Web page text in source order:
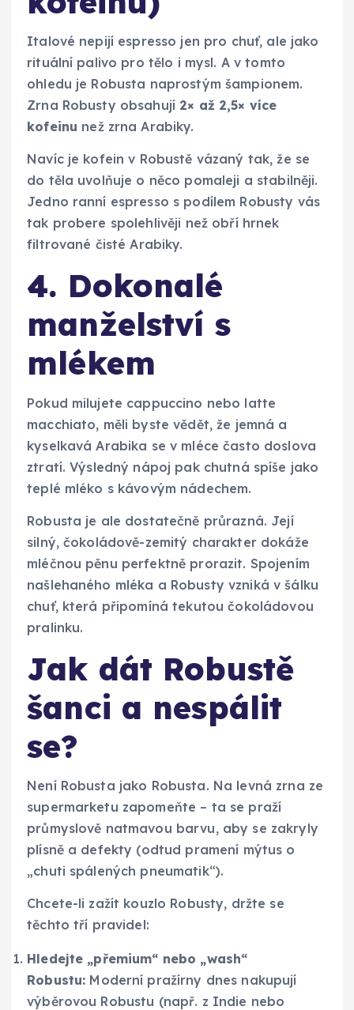
Italové nepijí espresso jen pro chuť, ale jako
rituální palivo pro tělo i mysl. A v tomto
ohledu je Robusta naprostým šampionem.
Zrna Robusty obsahují 2× až 2,5× více
kofeinu než zrna Arabiky.
Navíc je kofein v Robustě vázaný tak, že se
do těla uvolňuje o něco pomaleji a stabilněji.
Jedno ranní espresso s podílem Robusty vás
tak probere spolehlivěji než obří hrnek
filtrované čisté Arabiky.
4. Dokonalé
manželství s
mlékem
Pokud milujete cappuccino nebo latte
macchiato, měli byste vědět, že jemná a
kyselkavá Arabika se v mléce často doslova
ztratí. Výsledný nápoj pak chutná spíše jako
teplé mléko s kávovým nádechem.
Robusta je ale dostatečně průrazná. Její
silný, čokoládově-zemitý charakter dokáže
mléčnou pěnu perfektně prorazit. Spojením
našlehaného mléka a Robusty vzniká v šálku
chuť, která připomíná tekutou čokoládovou
pralinku.
Jak dát Robustě
šanci a nespálit
se?
Není Robusta jako Robusta. Na levná zrna ze
supermarketu zapomeňte – ta se praží
průmyslově natmavou barvu, aby se zakryly
plísně a defekty (odtud pramení mýtus o
„chuti spálených pneumatik“).
Chcete-li zažít kouzlo Robusty, držte se
těchto tří pravidel:
Hledejte „přemium“ nebo „wash“
Robustu: Moderní pražírny dnes nakupují
výběrovou Robustu (např. z Indie nebo